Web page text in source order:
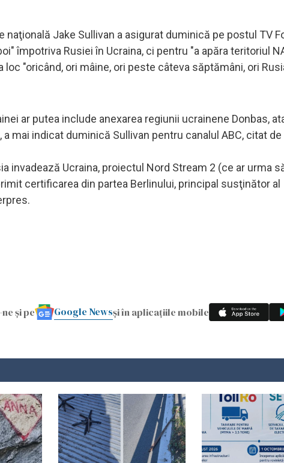
Jake Sullivan a asigurat duminică pe postul TV
împotriva Rusiei în Ucraina, ci pentru "a apăra teritoriul
"oricând, ori mâine, ori peste câteva săptămâni, ori
ar putea include anexarea regiunii ucrainene Donbas,
mai indicat duminică Sullivan pentru canalul ABC, citat de
invadează Ucraina, proiectul Nord Stream 2 (ce ar urma
certificarea din partea Berlinului, principal susţinător al
și pe Google Newsși în aplicațiile mobile